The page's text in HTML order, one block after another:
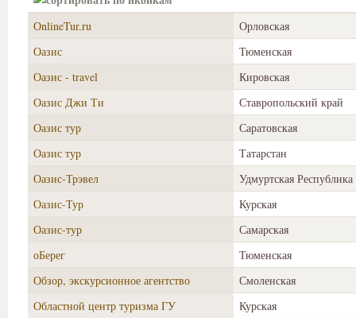
ОnlineTur.ru
Орловская
Оазис
Тюменская
Оазис - travel
Кировская
Оазис Джи Ти
Ставропольский край
Оазис тур
Саратовская
Оазис тур
Татарстан
Оазис-Трэвел
Удмуртская Республика
Оазис-Тур
Курская
Оазис-тур
Самарская
оБерег
Тюменская
Обзор, экскурсионное агентство
Смоленская
Областной центр туризма ГУ
Курская